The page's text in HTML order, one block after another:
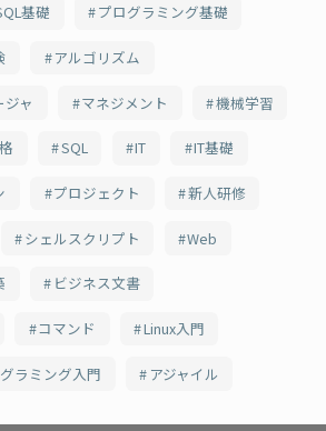
基礎 プログラミング基礎
アルゴリズム
ャ マネジメント 機械学習
SQL IT IT基礎
プロジェクト 新人研修
シェルスクリプト Web
ビジネス文書
コマンド Linux入門
ラミング入門 アジャイル